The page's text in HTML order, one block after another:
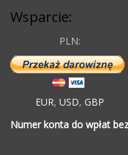
Wsparcie:
PLN:
EUR, USD, GBP
Numer konta do wpłat